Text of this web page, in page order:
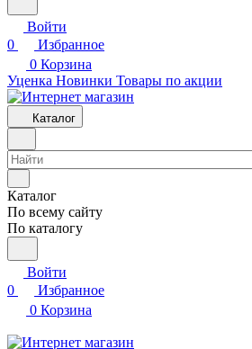
Войти
0
Избранное
0 Корзина
Уценка Новинки Товары по акции
Каталог
Каталог
По всему сайту
По каталогу
Войти
0
Избранное
0 Корзина